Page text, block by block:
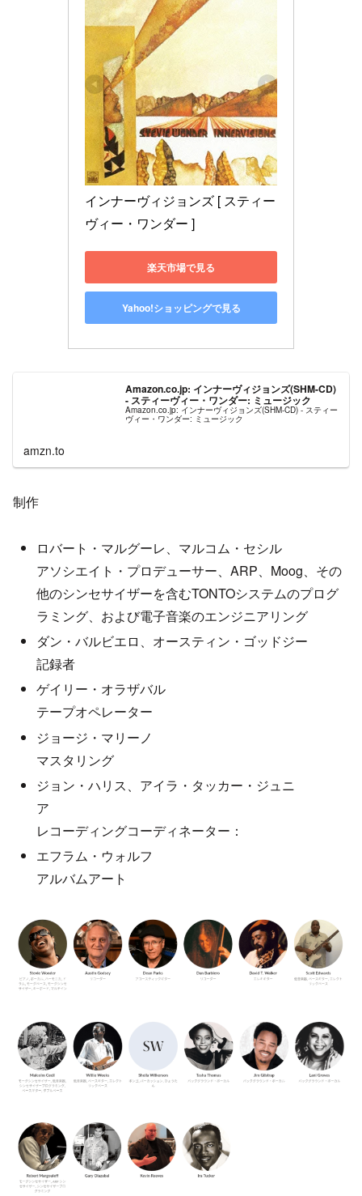
インナーヴィジョンズ [ スティー
ヴィー・ワンダー ]
楽天市場で見る
Yahoo!ショッピングで見る
Amazon.co.jp: インナーヴィジョンズ(SHM-CD)
- スティーヴィー・ワンダー: ミュージック
Amazon.co.jp: インナーヴィジョンズ(SHM-CD) - スティー
ヴィー・ワンダー: ミュージック
amzn.to
制作
ロバート・マルグーレ、マルコム・セシル
アソシエイト・プロデューサー、ARP、Moog、その
他のシンセサイザーを含むTONTOシステムのプログ
ラミング、および電子音楽のエンジニアリング
ダン・バルビエロ、オースティン・ゴッドジー
記録者
ゲイリー・オラザバル
テープオペレーター
ジョージ・マリーノ
マスタリング
ジョン・ハリス、アイラ・タッカー・ジュニ
ア
レコーディングコーディネーター：
エフラム・ウォルフ
アルバムアート